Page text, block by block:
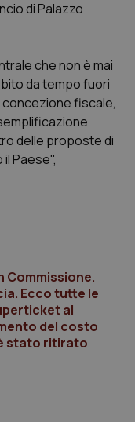
di Palazzo
che non è mai
da tempo fuori
fiscale,
delle proposte di
Paese",
Commissione.
Ecco tutte le
al
del costo
stato ritirato